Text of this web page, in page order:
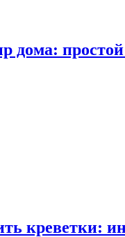
дома:
креветки: